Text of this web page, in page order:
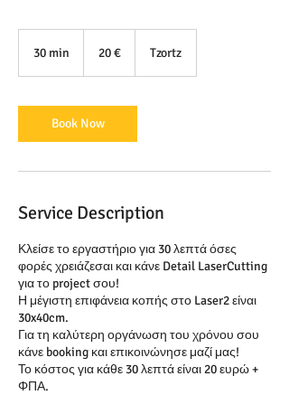
30 min
i
n
20 € Tzortz
Book Now
Service Description
Κλείσε το εργαστήριο για 30 λεπτά όσες
φορές χρειάζεσαι και κάνε Detail LaserCutting
για το project σου!
Η μέγιστη επιφάνεια κοπής στο Laser2 είναι
30x40cm.
Για τη καλύτερη οργάνωση του χρόνου σου
κάνε booking και επικοινώνησε μαζί μας!
Το κόστος για κάθε 30 λεπτά είναι 20 ευρώ +
ΦΠΑ.